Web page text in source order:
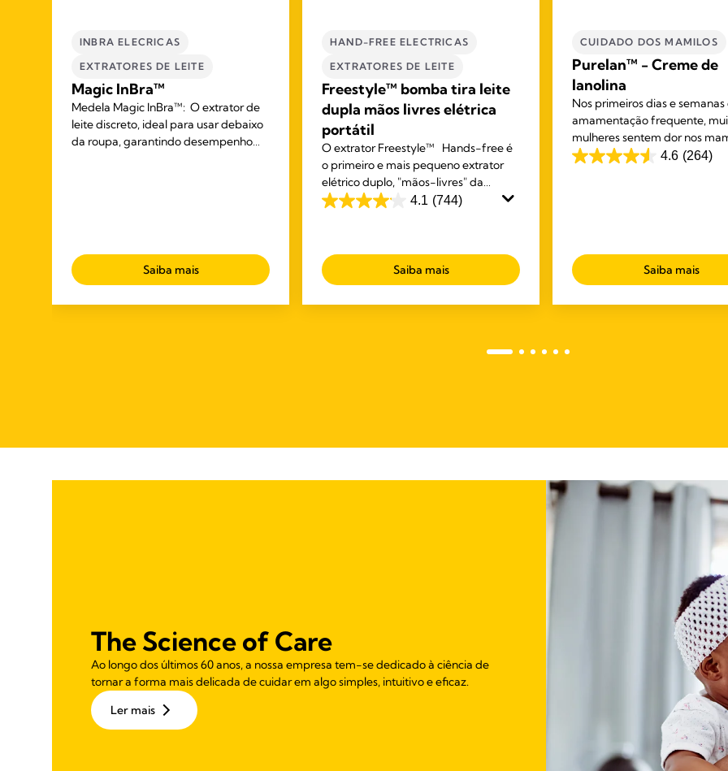
INBRA ELECRICAS
EXTRATORES DE LEITE​
Magic InBra™
Medela Magic InBra™: O extrator de
leite discreto, ideal para usar debaixo
da roupa, garantindo desempenho
Saiba mais
HAND-FREE ELECTRICAS
EXTRATORES DE LEITE​
Freestyle™ bomba tira leite
dupla mãos livres elétrica
portátil
O extrator Freestyle™ Hands-free é
o primeiro e mais pequeno extrator
elétrico duplo, "mãos-livres" da
Medela, que se usa debaixo do sutiã.
4.1 (744)
4.1
estrelas.
744
análises
Saiba mais
CUIDADO DOS MAMILOS
Purelan™ - Creme de
lanolina
Nos primeiros dias e semanas
amamentação frequente,
mulheres sentem dor nos
pele seca. O creme de lanolina
4.6 (264)
4.6
análises
Saiba mais
The Science of Care
Ao longo dos últimos 60 anos, a nossa empresa tem-se dedicado à ciência de
tornar a forma mais delicada de cuidar em algo simples, intuitivo e eficaz.
Ler mais